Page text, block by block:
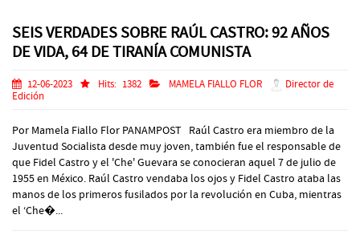
SEIS VERDADES SOBRE RAÚL CASTRO: 92 AÑOS
DE VIDA, 64 DE TIRANÍA COMUNISTA
12-06-2023 Hits: 1382 MAMELA FIALLO FLOR
Director de
Edición
Por Mamela Fiallo Flor PANAMPOST Raúl Castro era miembro de la
Juventud Socialista desde muy joven, también fue el responsable de
que Fidel Castro y el 'Che' Guevara se conocieran aquel 7 de julio de
1955 en México. Raúl Castro vendaba los ojos y Fidel Castro ataba las
manos de los primeros fusilados por la revolución en Cuba, mientras
el ‘Che�...